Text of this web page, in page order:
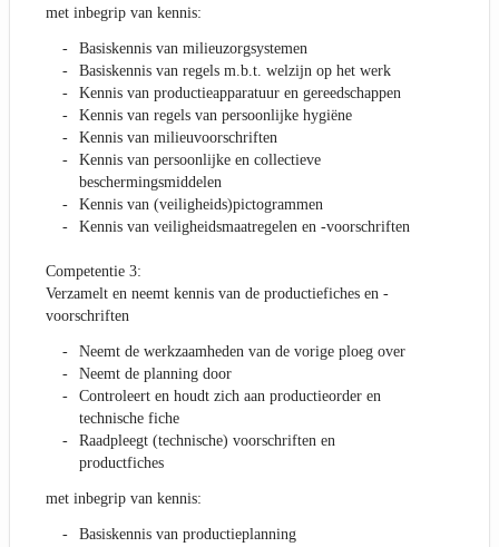
met inbegrip van kennis:
Basiskennis van milieuzorgsystemen
Basiskennis van regels m.b.t. welzijn op het werk
Kennis van productieapparatuur en gereedschappen
Kennis van regels van persoonlijke hygiëne
Kennis van milieuvoorschriften
Kennis van persoonlijke en collectieve
beschermingsmiddelen
Kennis van (veiligheids)pictogrammen
Kennis van veiligheidsmaatregelen en -voorschriften
Competentie 3:
Verzamelt en neemt kennis van de productiefiches en -
voorschriften
Neemt de werkzaamheden van de vorige ploeg over
Neemt de planning door
Controleert en houdt zich aan productieorder en
technische fiche
Raadpleegt (technische) voorschriften en
productfiches
met inbegrip van kennis:
Basiskennis van productieplanning